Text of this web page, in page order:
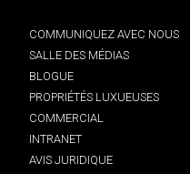
COMMUNIQUEZ AVEC NOUS
SALLE DES MÉDIAS
BLOGUE
PROPRIÉTÉS LUXUEUSES
COMMERCIAL
INTRANET
AVIS JURIDIQUE